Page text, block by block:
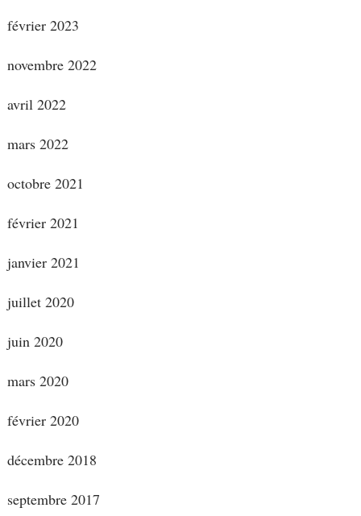
février 2023
novembre 2022
avril 2022
mars 2022
octobre 2021
février 2021
janvier 2021
juillet 2020
juin 2020
mars 2020
février 2020
décembre 2018
septembre 2017